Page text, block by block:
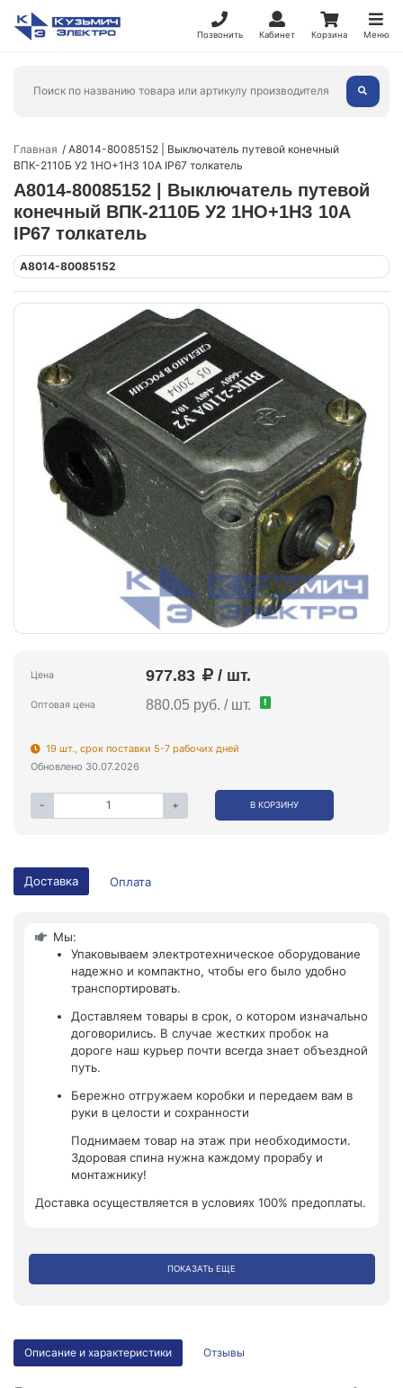
Позвонить Кабинет Корзина Меню
Главная
A8014-80085152 | Выключатель путевой конечный
ВПК-2110Б У2 1НО+1НЗ 10А IP67 толкатель
A8014-80085152 | Выключатель путевой
конечный ВПК-2110Б У2 1НО+1НЗ 10А
IP67 толкатель
A8014-80085152
Цена 977.83 / шт.
Оптовая цена 880.05 руб. / шт. !
19 шт., срок поставки 5-7 рабочих дней
Обновлено 30.07.2026
- + В КОРЗИНУ
Доставка Оплата
Мы:
Упаковываем электротехническое оборудование
надежно и компактно, чтобы его было удобно
транспортировать.
Доставляем товары в срок, о котором изначально
договорились. В случае жестких пробок на
дороге наш курьер почти всегда знает объездной
путь.
Бережно отгружаем коробки и передаем вам в
руки в целости и сохранности
Поднимаем товар на этаж при необходимости.
Здоровая спина нужна каждому прорабу и
монтажнику!
Доставка осуществляется в условиях 100% предоплаты.
ПОКАЗАТЬ ЕЩЕ
Описание и характеристики Отзывы